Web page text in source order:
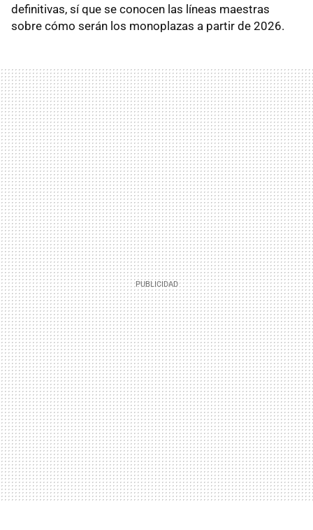
definitivas, sí que se conocen las líneas maestras
sobre cómo serán los monoplazas a partir de 2026.